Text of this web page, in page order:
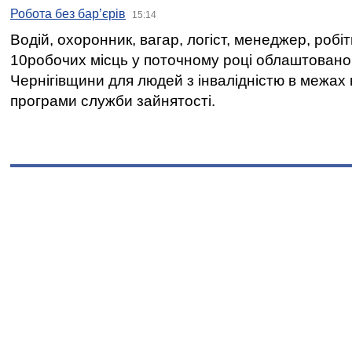
Робота без бар’єрів 15:14
Водій, охоронник, вагар, логіст, менеджер,
10робочих місць у поточному році
Чернігівщини для людей з інвалідністю в межах
програми служби зайнятості.